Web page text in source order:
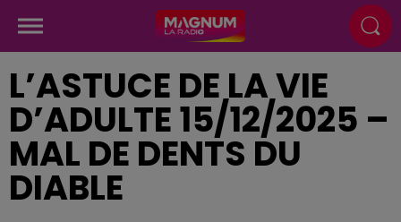
L’ASTUCE DE LA VIE
D’ADULTE 15/12/2025 –
MAL DE DENTS DU
DIABLE